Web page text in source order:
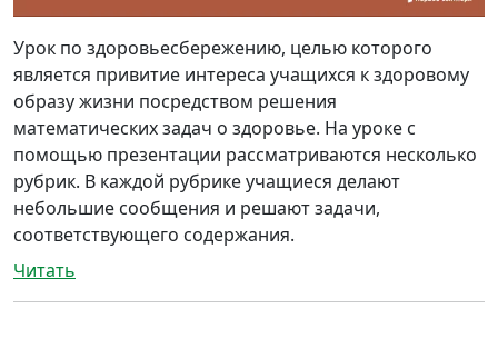
Урок по здоровьесбережению, целью которого
является привитие интереса учащихся к здоровому
образу жизни посредством решения
математических задач о здоровье. На уроке с
помощью презентации рассматриваются несколько
рубрик. В каждой рубрике учащиеся делают
небольшие сообщения и решают задачи,
соответствующего содержания.
Читать